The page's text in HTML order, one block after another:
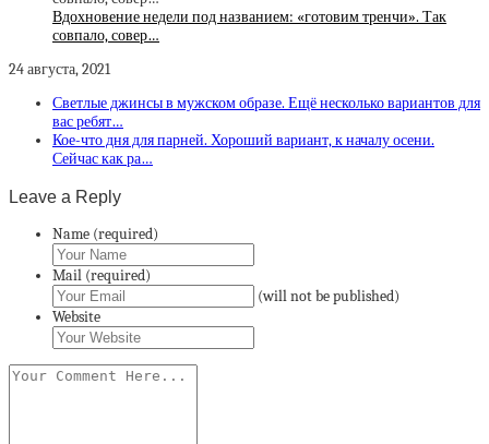
Вдохновение недели под названием: «готовим тренчи». Так
совпало, совер…
24 августа, 2021
Светлые джинсы в мужском образе. Ещё несколько вариантов для
вас ребят…
Кое-что дня для парней. Хороший вариант, к началу осени.
Сейчас как ра…
Leave a Reply
Name (required)
Mail (required)
(will not be published)
Website